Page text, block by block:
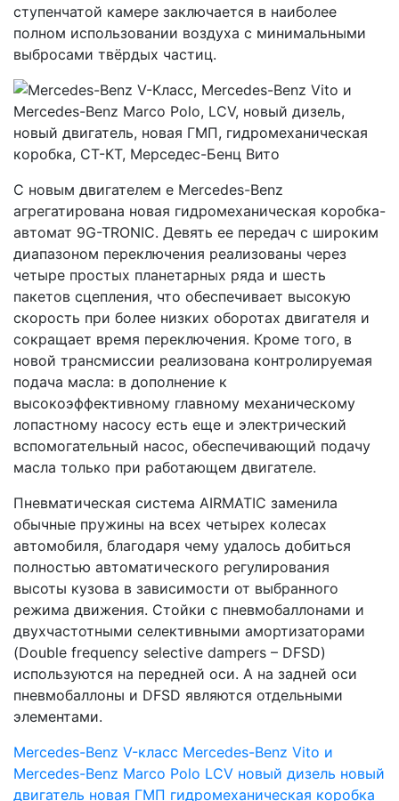
ступенчатой камере заключается в наиболее
полном использовании воздуха с минимальными
выбросами твёрдых частиц.
С новым двигателем e Mercedes-Benz
агрегатирована новая гидромеханическая коробка-
автомат 9G-TRONIC. Девять ее передач с широким
диапазоном переключения реализованы через
четыре простых планетарных ряда и шесть
пакетов сцепления, что обеспечивает высокую
скорость при более низких оборотах двигателя и
сокращает время переключения. Кроме того, в
новой трансмиссии реализована контролируемая
подача масла: в дополнение к
высокоэффективному главному механическому
лопастному насосу есть еще и электрический
вспомогательный насос, обеспечивающий подачу
масла только при работающем двигателе.
Пневматическая система AIRMATIC заменила
обычные пружины на всех четырех колесах
автомобиля, благодаря чему удалось добиться
полностью автоматического регулирования
высоты кузова в зависимости от выбранного
режима движения. Стойки с пневмобаллонами и
двухчастотными селективными амортизаторами
(Double frequency selective dampers – DFSD)
используются на передней оси. А на задней оси
пневмобаллоны и DFSD являются отдельными
элементами.
Mercedes-Benz V-класс Mercedes-Benz Vito и
Mercedes-Benz Marcо Polo LCV новый дизель новый
двигатель новая ГМП гидромеханическая коробка